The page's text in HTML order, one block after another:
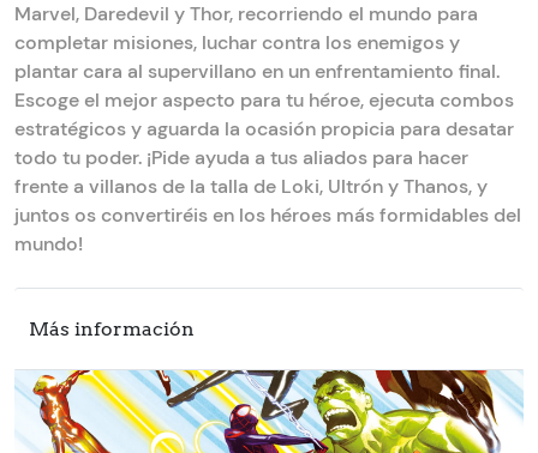
Marvel, Daredevil y Thor, recorriendo el mundo para
completar misiones, luchar contra los enemigos y
plantar cara al supervillano en un enfrentamiento final.
Escoge el mejor aspecto para tu héroe, ejecuta combos
estratégicos y aguarda la ocasión propicia para desatar
todo tu poder. ¡Pide ayuda a tus aliados para hacer
frente a villanos de la talla de Loki, Ultrón y Thanos, y
juntos os convertiréis en los héroes más formidables del
mundo!